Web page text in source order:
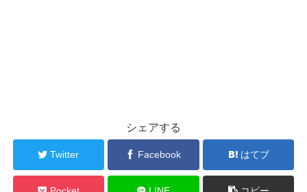
シェアする
Twitter Facebook はてブ